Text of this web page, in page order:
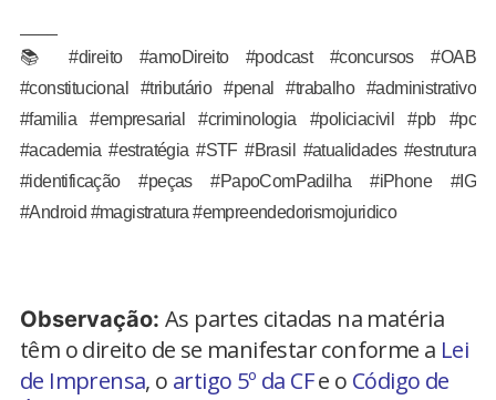
📚 #direito #amoDireito #podcast #concursos #OAB
#constitucional #tributário #penal #trabalho #administrativo
#familia #empresarial #criminologia #policiacivil #pb #pc
#academia #estratégia #STF #Brasil #atualidades #estrutura
#identificação #peças #PapoComPadilha #iPhone #IG
#Android #magistratura #empreendedorismojuridico
Observação: As partes citadas na matéria
têm o direito de se manifestar conforme a Lei
de Imprensa, o artigo 5º da CFe o Código de